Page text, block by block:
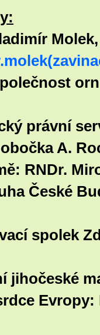
právní
A.
RNDr.
České
spolek
jihočeské
Evropy: